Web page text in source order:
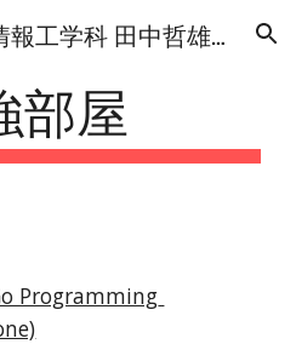
Skip to navigation
神奈川工科大学 情報工学科 田中哲雄研究室
部屋
Programming